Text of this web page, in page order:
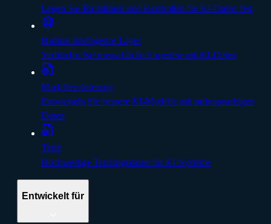
Legen Sie Richtlinien und Kontrollen für KI-Daten fest
Human Intelligence Layer
Verbinden Sie menschliche Expertise mit KI-Daten
Modellevaluierung
Entwickeln Sie bessere KI-Modelle mit mehrsprachigen
Daten
Train
Hochwertige Trainingsdaten für KI-Systeme
Entwickelt für